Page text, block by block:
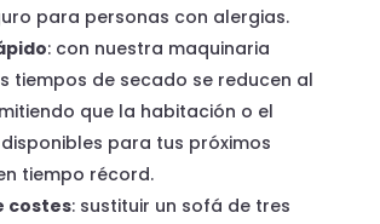
para personas con alergias.
: con nuestra maquinaria
tiempos de secado se reducen al
que la habitación o el
para tus próximos
tiempo récord.
costes: sustituir un sofá de tres